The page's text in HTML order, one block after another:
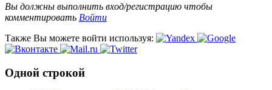
Вы должны выполнить вход/регистрацию чтобы
комментировать Войти
Также Вы можете войти используя:
Одной строкой